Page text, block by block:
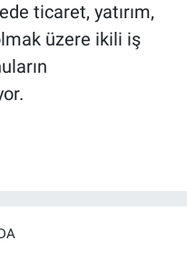
ticaret, yatırım,
üzere ikili iş